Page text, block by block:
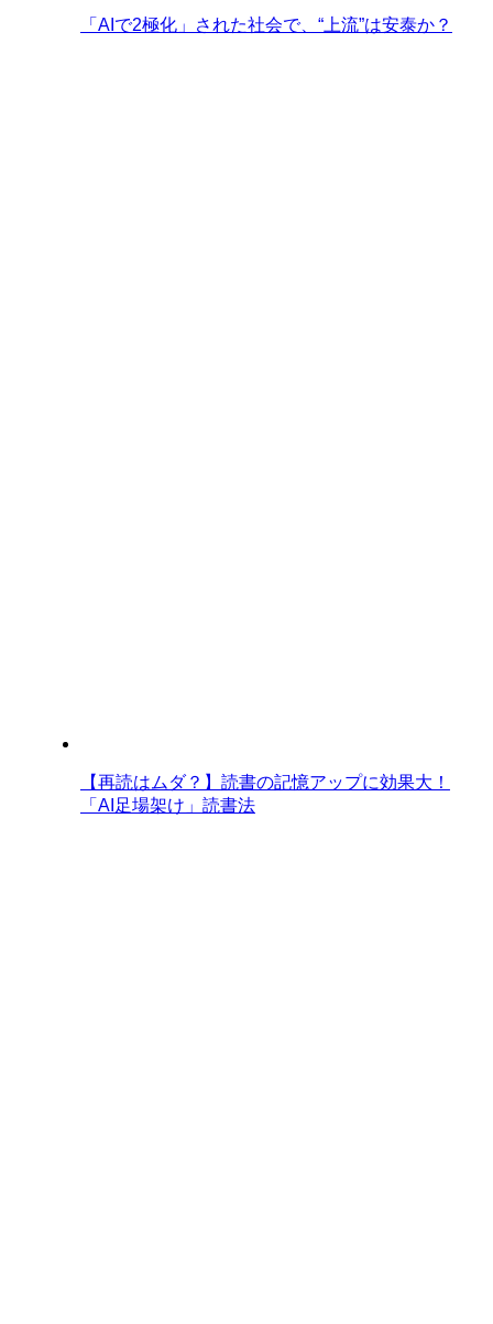
「AIで2極化」された社会で、“上流”は安泰か？
【再読はムダ？】読書の記憶アップに効果大！
「AI足場架け」読書法